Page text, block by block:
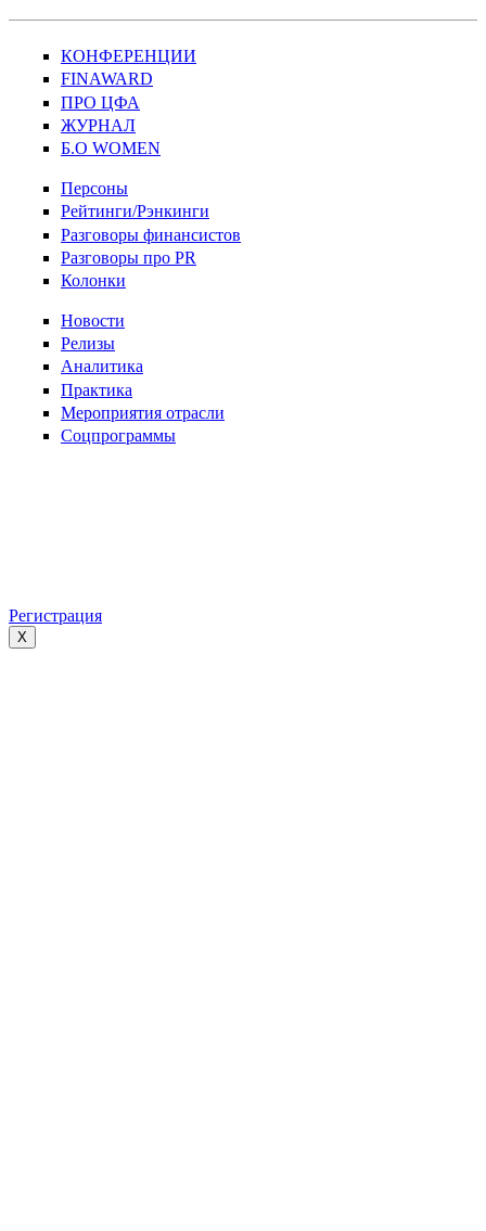
КОНФЕРЕНЦИИ
FINAWARD
ПРО ЦФА
ЖУРНАЛ
Б.О WOMEN
Персоны
Рейтинги/Рэнкинги
Разговоры финансистов
Разговоры про PR
Колонки
Новости
Релизы
Аналитика
Практика
Мероприятия отрасли
Соцпрограммы
Регистрация
X